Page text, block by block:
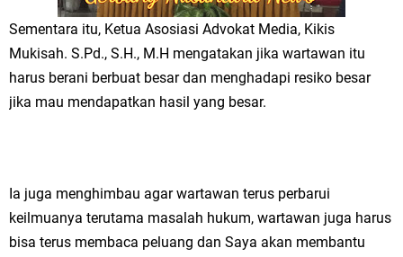
Sementara itu, Ketua Asosiasi Advokat Media, Kikis
Mukisah. S.Pd., S.H., M.H mengatakan jika wartawan itu
harus berani berbuat besar dan menghadapi resiko besar
jika mau mendapatkan hasil yang besar.
Ia juga menghimbau agar wartawan terus perbarui
keilmuanya terutama masalah hukum, wartawan juga harus
bisa terus membaca peluang dan Saya akan membantu